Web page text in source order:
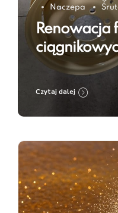
Naczepa
Renowacja
Czytaj dalej